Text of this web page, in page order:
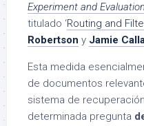
Experiment and
titulado ‘Routing and
Robertson y Jamie
Esta medida
de documentos
sistema de
determinada pregunta